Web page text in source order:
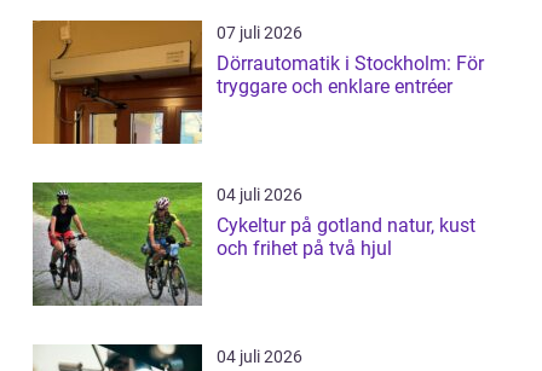
07 juli 2026
Dörrautomatik i Stockholm: För
tryggare och enklare entréer
04 juli 2026
Cykeltur på gotland natur, kust
och frihet på två hjul
04 juli 2026